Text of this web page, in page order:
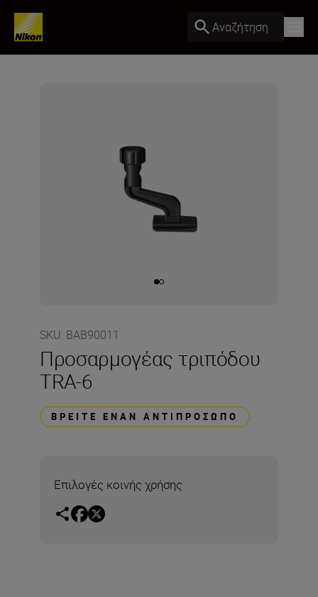
Αναζήτηση
SKU: BAB90011
Προσαρμογέας τριπόδου
TRA-6
ΒΡΕΊΤΕ ΈΝΑΝ ΑΝΤΙΠΡΌΣΩΠΟ
Επιλογές κοινής χρήσης